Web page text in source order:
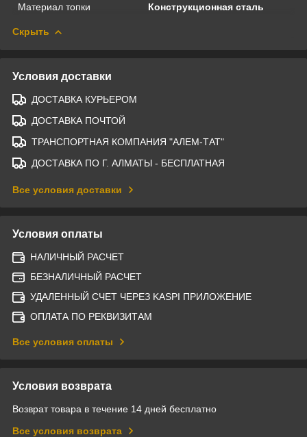
Материал топки
Конструкционная сталь
Скрыть
Условия доставки
ДОСТАВКА КУРЬЕРОМ
ДОСТАВКА ПОЧТОЙ
ТРАНСПОРТНАЯ КОМПАНИЯ "АЛЕМ-ТАТ"
ДОСТАВКА ПО Г. АЛМАТЫ - БЕСПЛАТНАЯ
Все условия доставки
Условия оплаты
НАЛИЧНЫЙ РАСЧЕТ
БЕЗНАЛИЧНЫЙ РАСЧЕТ
УДАЛЕННЫЙ СЧЕТ ЧЕРЕЗ KASPI ПРИЛОЖЕНИЕ
ОПЛАТА ПО РЕКВИЗИТАМ
Все условия оплаты
Условия возврата
Возврат товара в течение 14 дней бесплатно
Все условия возврата